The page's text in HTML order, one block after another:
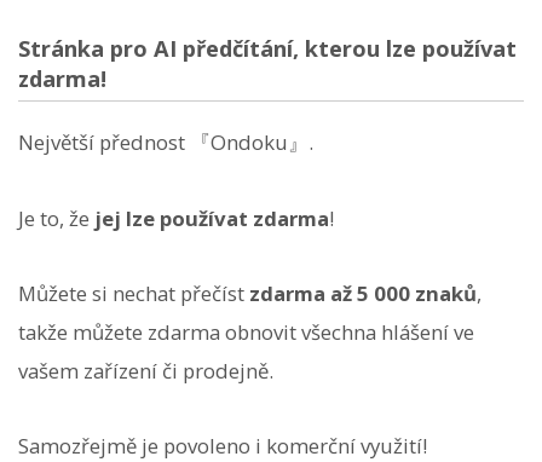
Stránka pro AI předčítání, kterou lze používat
zdarma!
Největší přednost 『Ondoku』.
Je to, že jej lze používat zdarma!
Můžete si nechat přečíst zdarma až 5 000 znaků,
takže můžete zdarma obnovit všechna hlášení ve
vašem zařízení či prodejně.
Samozřejmě je povoleno i komerční využití!